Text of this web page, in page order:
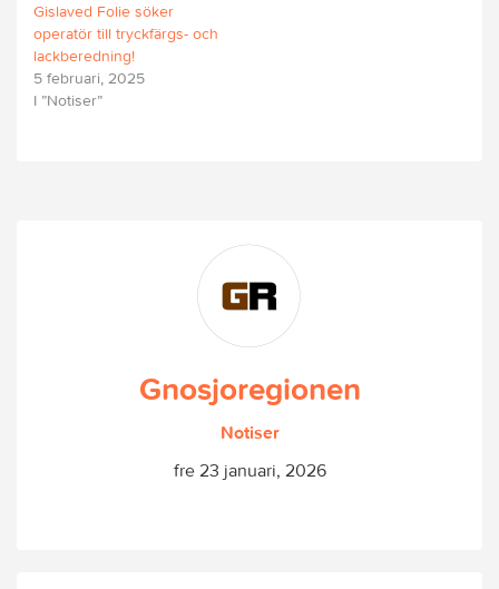
Gislaved Folie söker
operatör till tryckfärgs- och
lackberedning!
5 februari, 2025
I ”Notiser”
Gnosjoregionen
Notiser
fre 23 januari, 2026